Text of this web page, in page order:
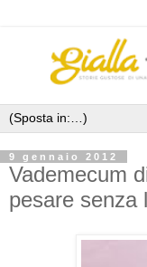
9 gennaio 2012
Vademecum
pesare senza